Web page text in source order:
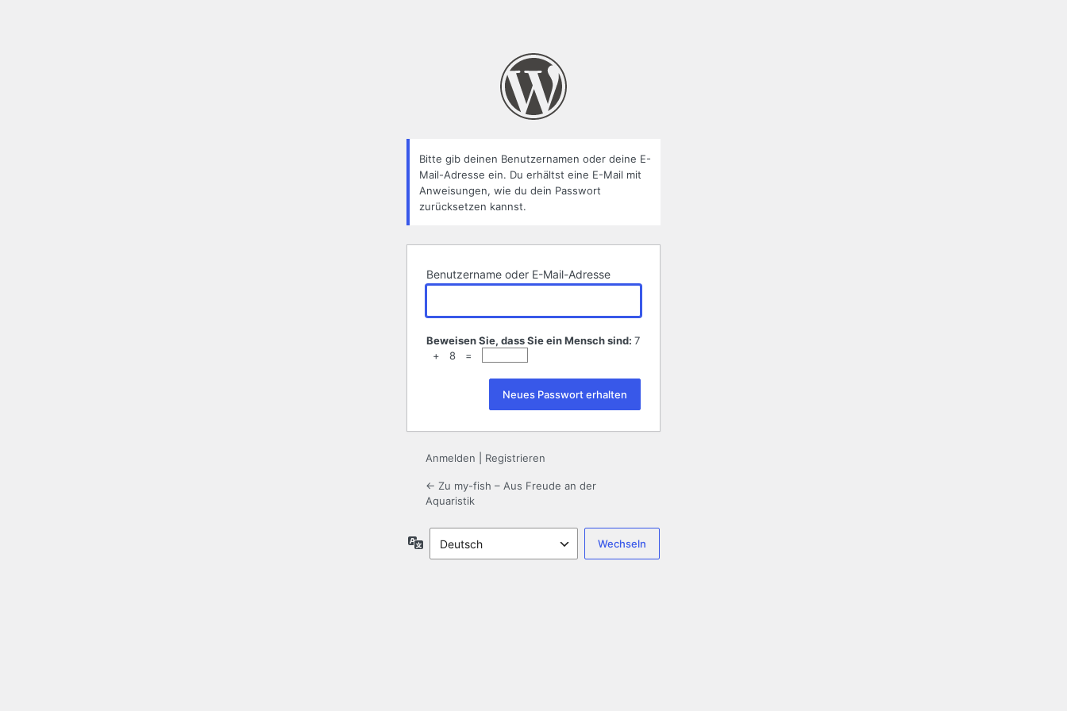
Bitte gib deinen Benutzernamen oder deine E-
Mail-Adresse ein. Du erhältst eine E-Mail mit
Anweisungen, wie du dein Passwort
zurücksetzen kannst.
Benutzername oder E-Mail-Adresse
Beweisen Sie, dass Sie ein Mensch sind: 7
+ 8 =
Anmelden Registrieren
← Zu my-fish – Aus Freude an der
Aquaristik
Sprache